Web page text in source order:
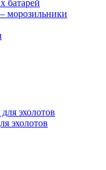
батарей
морозильники
эхолотов
эхолотов